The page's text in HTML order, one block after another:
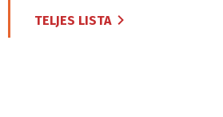
TELJES LISTA